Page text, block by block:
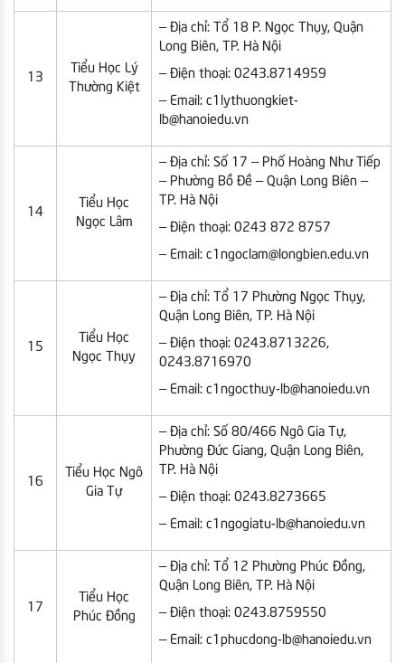
13
Tiểu Học Lý
Thường Kiệt
– Địa chỉ: Tổ 18 P. Ngọc Thụy, Quận
Long Biên, TP. Hà Nội
– Điện thoại: 0243.8714959
– Email: c1lythuongkiet-
lb@hanoiedu.vn
14
Tiểu Học
Ngọc Lâm
– Địa chỉ: Số 17 – Phố Hoàng Như Tiếp
– Phường Bồ Đề – Quận Long Biên –
TP. Hà Nội
– Điện thoại: 0243 872 8757
– Email: c1ngoclam@longbien.edu.vn
15
Tiểu Học
Ngọc Thụy
– Địa chỉ: Tổ 17 Phường Ngọc Thụy,
Quận Long Biên, TP. Hà Nội
– Điện thoại: 0243.8713226,
0243.8716970
– Email: c1ngocthuy-lb@hanoiedu.vn
16
Tiểu Học Ngô
Gia Tự
– Địa chỉ: Số 80/466 Ngô Gia Tự,
Phường Đức Giang, Quận Long Biên,
TP. Hà Nội
– Điện thoại: 0243.8273665
– Email: c1ngogiatu-lb@hanoiedu.vn
17
Tiểu Học
Phúc Đồng
– Địa chỉ: Tổ 12 Phường Phúc Đồng,
Quận Long Biên, TP. Hà Nội
– Điện thoại: 0243.8759550
– Email: c1phucdong-lb@hanoiedu.vn